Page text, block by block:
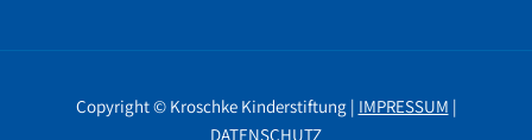
Copyright © Kroschke Kinderstiftung | IMPRESSUM |
DATENSCHUTZ